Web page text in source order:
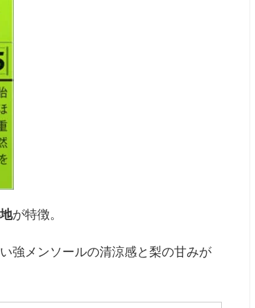
が特徴。
強メンソールの清涼感と梨の甘みが